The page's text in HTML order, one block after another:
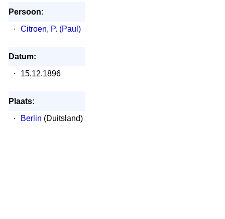
Persoon:
·
Citroen, P. (Paul)
Datum:
·
15.12.1896
Plaats:
·
Berlin (Duitsland)